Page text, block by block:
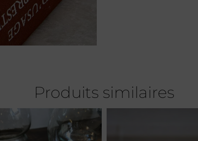
Produits similaires